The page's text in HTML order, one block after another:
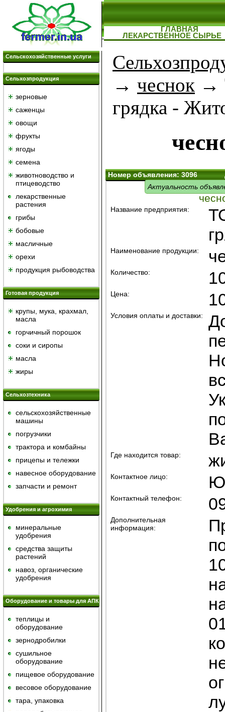
ГЛАВНАЯ
ЛЕКАРСТВЕННОЕ СЫРЬЕ
Сельскохозяйственные услуги
Сельхозпродукция
зерновые
саженцы
овощи
фрукты
ягоды
семена
животноводство и
птицеводство
лекарственные
растения
грибы
бобовые
масличные
орехи
продукция рыбоводства
Готовая продукция
крупы, мука, крахмал,
масла
горчичный порошок
cоки и сиропы
масла
жиры
Сельхозтехника
сельскохозяйственные
машины
погрузчики
трактора и комбайны
прицепы и тележки
навесное оборудование
запчасти и ремонт
Удобрения и агрохимия
минеральные
удобрения
средства защиты
растений
навоз, органические
удобрения
Оборудование и товары для АПК
теплицы и
оборудование
зернодробилки
сушильное
оборудование
пищевое оборудование
весовое оборудование
тара, упаковка
→ чеснок →
грядка -
Номер объявления: 3096
Актуальность
Название предприятия:
Наименование продукции:
Количество:
Цена:
Условия оплаты и доставки:
Где находится товар:
Контактное лицо:
Контактный телефон:
Дополнительная
информация: